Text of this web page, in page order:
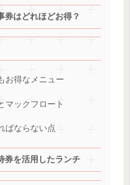
券はどれほどお得？
お得なメニュー
マックフロート
ばならない点
券を活用したランチ